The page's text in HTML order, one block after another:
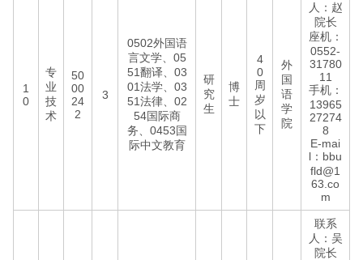
1
0
专
业
技
术
50
00
24
2
3
0502外国语
言文学、05
51翻译、03
01法学、03
51法律、02
54国际商
务、0453国
际中文教育
研
究
生
博
士
4
0
周
岁
以
下
外
国
语
学
院
人：赵
院长
座机：
0552-
31780
11
手机：
13965
27274
8
E-mai
l：bbu
fld@1
63.co
m
联系
人：吴
院长